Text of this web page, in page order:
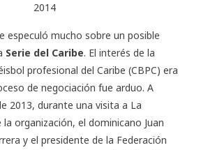
2014
especuló mucho sobre un posible
Serie del Caribe. El interés de la
profesional del Caribe (CBPC) era
de negociación fue arduo. A
2013, durante una visita a La
organización, el dominicano Juan
y el presidente de la Federación